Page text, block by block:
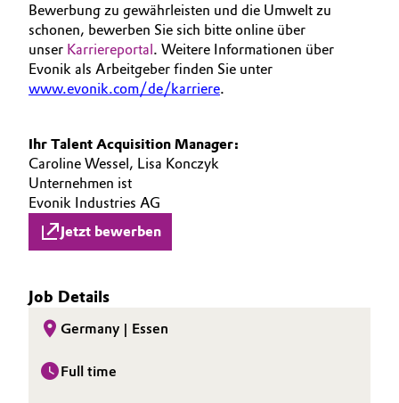
Bewerbung zu gewährleisten und die Umwelt zu
schonen, bewerben Sie sich bitte online über
unser Karriereportal. Weitere Informationen über
Evonik als Arbeitgeber finden Sie unter
www.evonik.com/de/karriere.
Ihr Talent Acquisition Manager:
Caroline Wessel, Lisa Konczyk
Unternehmen ist
Evonik Industries AG
Jetzt bewerben
Job Details
Germany | Essen
Full time